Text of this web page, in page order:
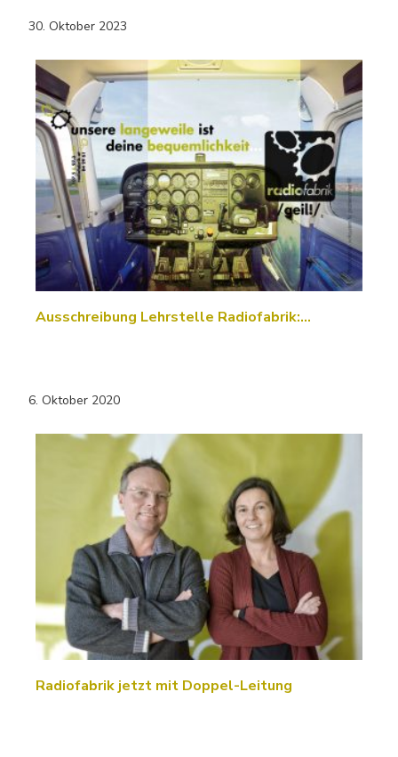
30. Oktober 2023
Ausschreibung Lehrstelle Radiofabrik:…
6. Oktober 2020
Radiofabrik jetzt mit Doppel-Leitung